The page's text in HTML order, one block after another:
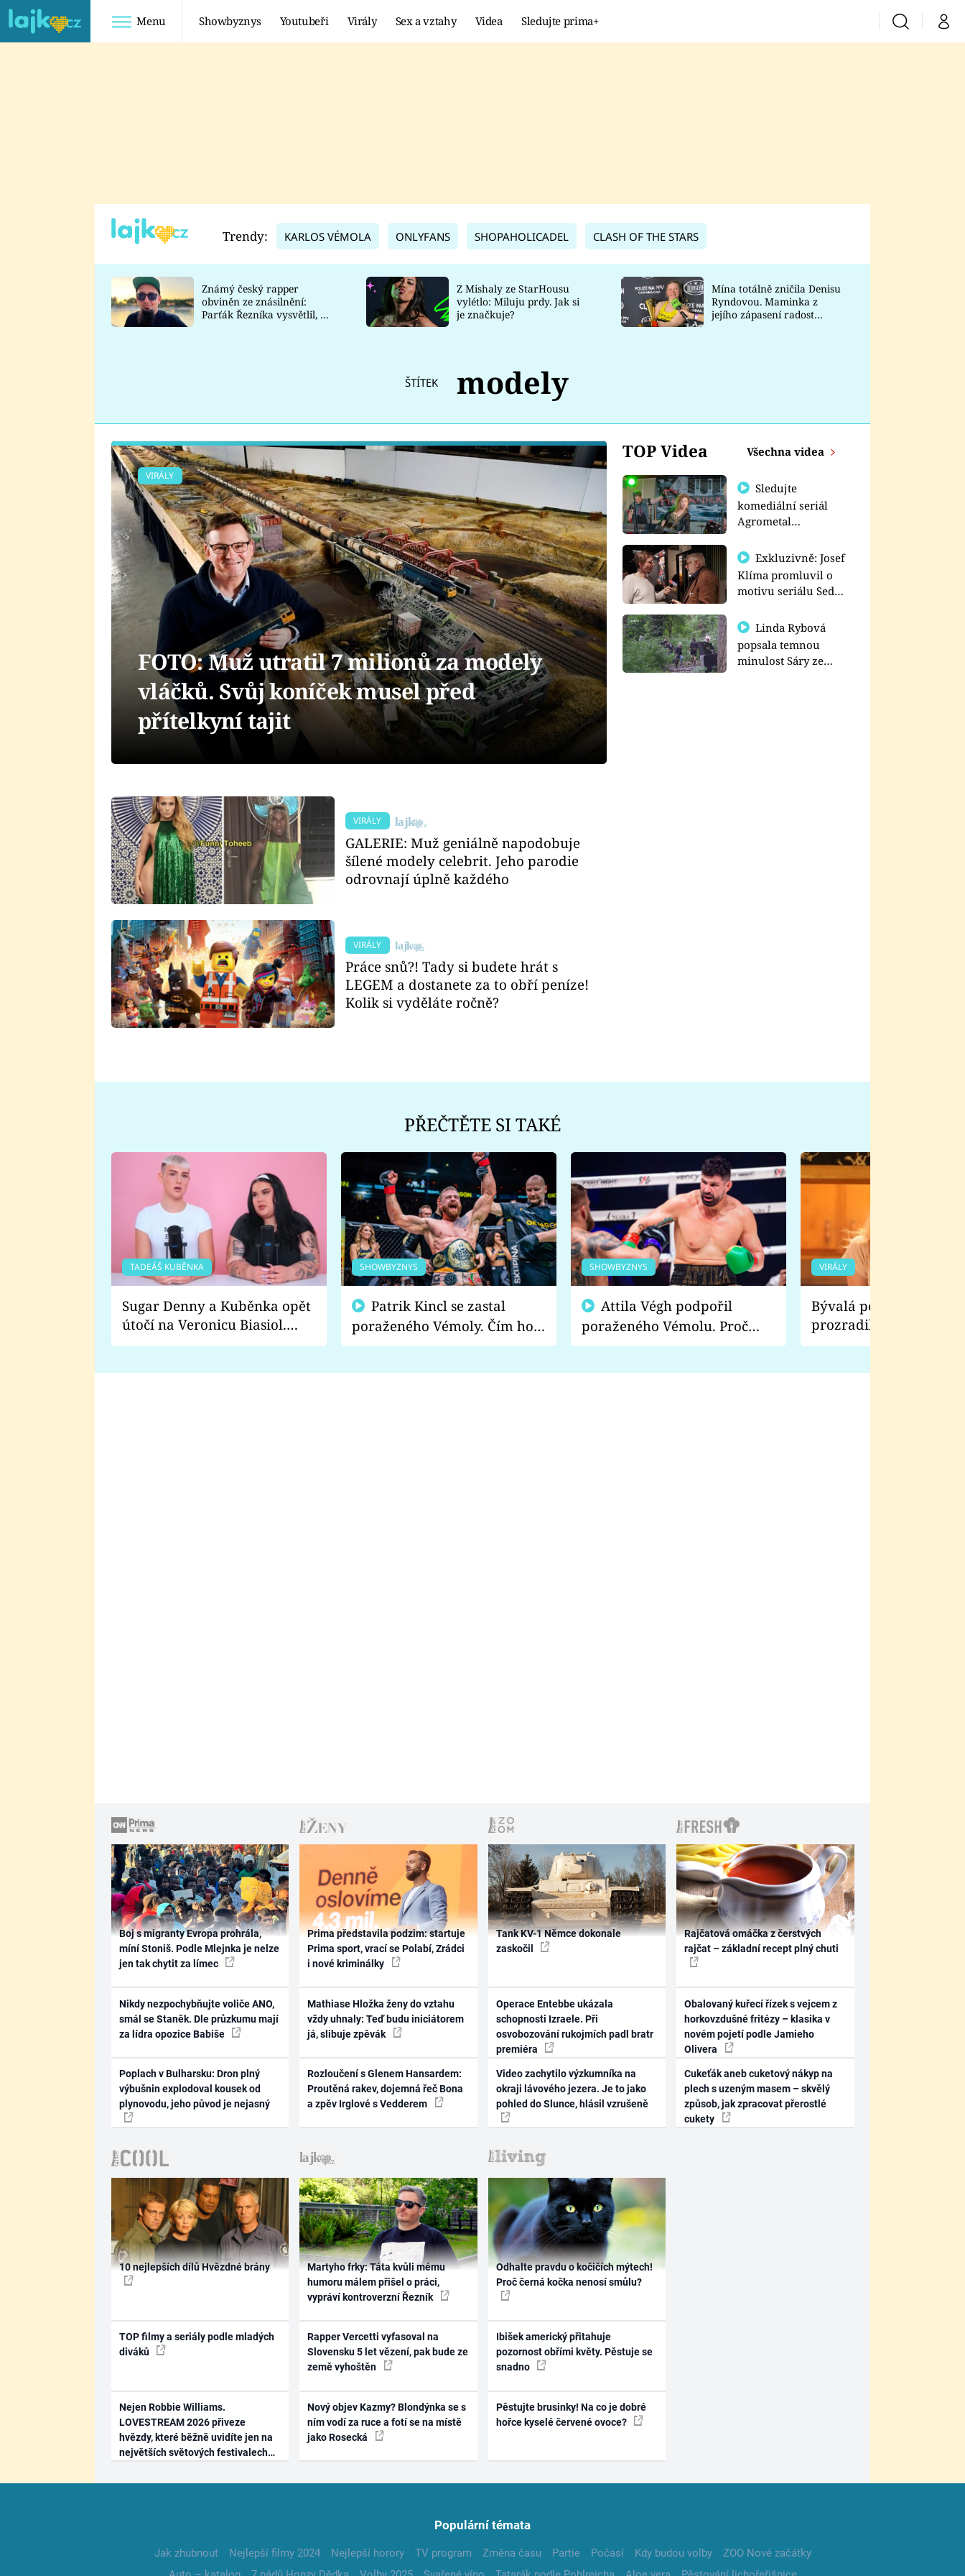
Menu Showbyznys Youtubeři Virály Sex a vztahy Videa Sledujte prima+ VyhledáváníMůj
TADEÁŠ KUBĚNKA
DATEL
Prima Lajk
Sledujte nás
Trendy: KARLOS VÉMOLA ONLYFANS SHOPAHOLICADEL CLASH OF THE STARS
Známý český rapper
obviněn ze znásilnění:
Parťák Řezníka vysvětlil, co
Z Mishaly ze StarHousu
vylétlo: Miluju prdy. Jak si
je značkuje?
Mína totálně zničila Denisu
Ryndovou. Maminka z
jejího zápasení radost
ŠTÍTEK modely
TOP Videa Všechna videa
Sledujte
komediální seriál
Agrometal
prima+
Exkluzivně: Josef
Klíma promluvil o
motivu seriálu Sedm
Linda Rybová
popsala temnou
minulost Sáry ze
VIRÁLY
FOTO: Muž utratil 7 milionů za modely
vláčků. Svůj koníček musel před
přítelkyní tajit
VIRÁLY
GALERIE: Muž geniálně napodobuje
šílené modely celebrit. Jeho parodie
odrovnají úplně každého
VIRÁLY
Práce snů?! Tady si budete hrát s
LEGEM a dostanete za to obří peníze!
Kolik si vyděláte ročně?
PŘEČTĚTE SI TAKÉ
TADEÁŠ KUBĚNKA
Sugar Denny a Kuběnka opět
útočí na Veronicu Biasiol.
Proč je podle nich falešná a
SHOWBYZNYS
poraženého Vémoly. Čím ho
fanoušci naštvali?
SHOWBYZNYS
poraženého Vémolu. Proč
chce raději zápasit s ním než
VIRÁLY
Bývalá pornoherečka
prozradila, co ji
natáčení Euforie.
Boj s migranty Evropa prohrála,
míní Stoniš. Podle Mlejnka je nelze
jen tak chytit za límec
Nikdy nezpochybňujte voliče ANO,
smál se Staněk. Dle průzkumu mají
za lídra opozice Babiše
Poplach v Bulharsku: Dron plný
výbušnin explodoval kousek od
plynovodu, jeho původ je nejasný
Prima představila podzim: startuje
Prima sport, vrací se Polabí, Zrádci
i nové kriminálky
Mathiase Hložka ženy do vztahu
vždy uhnaly: Teď budu iniciátorem
já, slibuje zpěvák
Rozloučení s Glenem Hansardem:
Proutěná rakev, dojemná řeč Bona
a zpěv Irglové s Vedderem
Tank KV-1 Němce dokonale
zaskočil
Operace Entebbe ukázala
schopnosti Izraele. Při
osvobozování rukojmích padl bratr
premiéra
Video zachytilo výzkumníka na
okraji lávového jezera. Je to jako
pohled do Slunce, hlásil vzrušeně
Rajčatová omáčka z čerstvých
rajčat – základní recept plný chuti
Obalovaný kuřecí řízek s vejcem z
horkovzdušné fritézy – klasika v
novém pojetí podle Jamieho
Olivera
Cukeťák aneb cuketový nákyp na
plech s uzeným masem – skvělý
způsob, jak zpracovat přerostlé
cukety
10 nejlepších dílů Hvězdné brány
TOP filmy a seriály podle mladých
diváků
Nejen Robbie Williams.
LOVESTREAM 2026 přiveze
hvězdy, které běžně uvidíte jen na
největších světových festivalech
Martyho frky: Táta kvůli mému
humoru málem přišel o práci,
vypráví kontroverzní Řezník
Rapper Vercetti vyfasoval na
Slovensku 5 let vězení, pak bude ze
země vyhoštěn
Nový objev Kazmy? Blondýnka se s
ním vodí za ruce a fotí se na místě
jako Rosecká
Odhalte pravdu o kočičích mýtech!
Proč černá kočka nenosí smůlu?
Ibišek americký přitahuje
pozornost obřími květy. Pěstuje se
snadno
Pěstujte brusinky! Na co je dobré
hořce kyselé červené ovoce?
Populární témata
Jak zhubnout Nejlepší filmy 2024 Nejlepší horory TV program Změna času Partie Počasí Kdy budou volby
ZOO Nové začátky